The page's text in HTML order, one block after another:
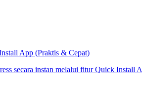
App (Praktis & Cepat)
secara instan melalui fitur Quick